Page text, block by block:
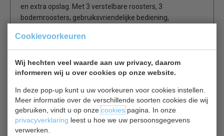
Cookievoorkeuren
Wij hechten veel waarde aan uw privacy, daarom
informeren wij u over cookies op onze website.
In deze pop-up kunt u uw voorkeuren voor cookies instellen.
Meer informatie over de verschillende soorten cookies die wij
gebruiken, vindt u op onzecookiespagina. In onze
privacyverklaring leest u hoe we uw persoonsgegevens
verwerken.
en extra opslag. Met 3 verstelbare roosters, 3
bodemroosters, gebruiksvriendelijke bediening,
opstaande rand.
RVS Blad
1 rooster en 2 rails per deur
Geforceerde koeling
Materiaal: zowel binnen en buiten roestvrij staal.
Aan 3 zijden Ingeschuimde verdamper
Digitale temperatuurregeling
Automatische ontdooiing.